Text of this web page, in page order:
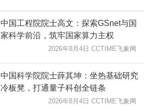
中国工程院院士高文：探索GSnet与国
家科学前沿，筑牢国家算力主权
2026年8月4日 CCTIME飞象网
中国科学院院士薛其坤：坐热基础研究
冷板凳，打通量子科创全链条
2026年8月4日 CCTIME飞象网